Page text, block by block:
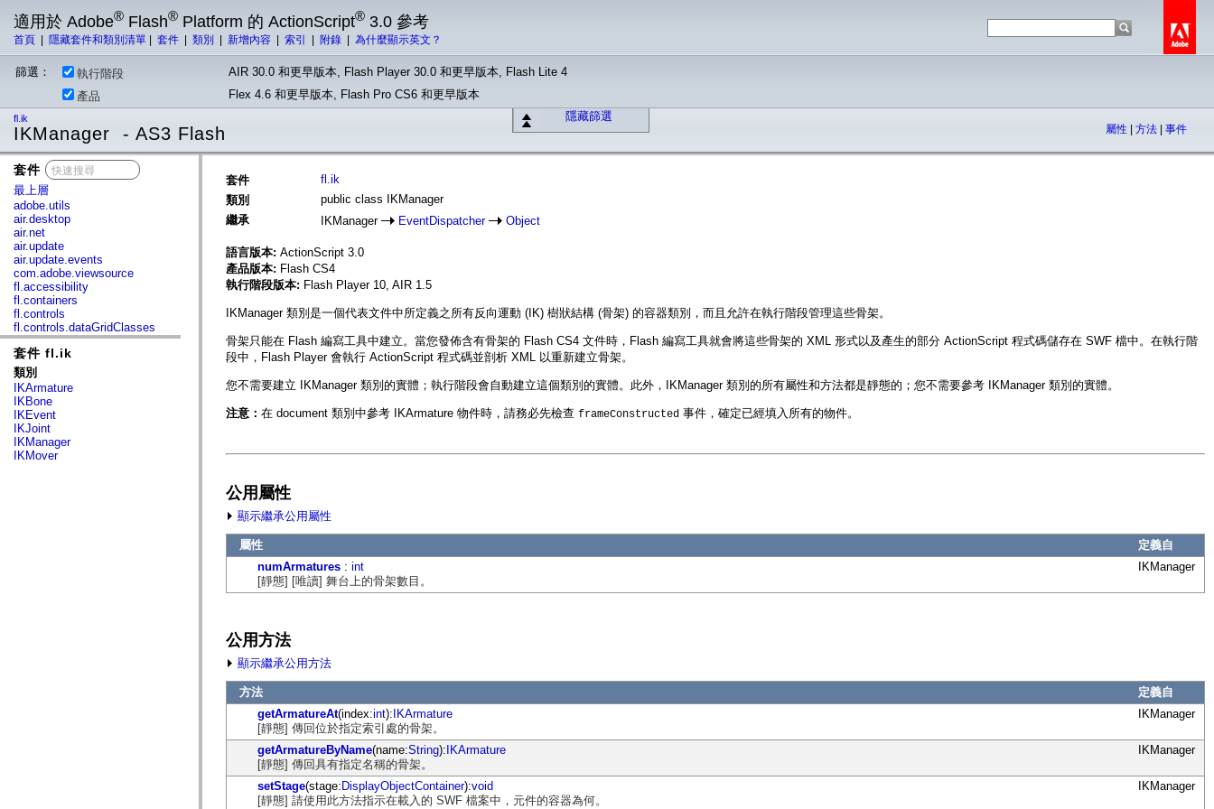
適用於 Adobe® Flash® Platform 的 ActionScript® 3.0 參考
首頁 隱藏套件和類別清單 套件 類別 新增內容 索引 附錄 為什麼顯示英文？
篩選： 執行階段
AIR 30.0 和更早版本, Flash Player 30.0 和更早版本, Flash Lite 4
產品
Flex 4.6 和更早版本, Flash Pro CS6 和更早版本
隱藏篩選
fl.ik
IKManager - AS3 Flash 屬性 方法 事件
套件
最上層
adobe.utils
air.desktop
air.net
air.update
air.update.events
com.adobe.viewsource
fl.accessibility
fl.containers
fl.controls
fl.controls.dataGridClasses
fl.controls.listClasses
fl.controls.progressBarClasses
fl.core
fl.data
fl.display
fl.events
fl.ik
fl.lang
fl.livepreview
fl.managers
套件 fl.ik
類別
IKArmature
IKBone
IKEvent
IKJoint
IKManager
IKMover
套件
fl.ik
類別
public class IKManager
繼承
IKManager EventDispatcher Object
語言版本: ActionScript 3.0
產品版本: Flash CS4
執行階段版本: Flash Player 10, AIR 1.5
IKManager 類別是一個代表文件中所定義之所有反向運動 (IK) 樹狀結構 (骨架) 的容器類別，而且允許在執行階段管理這些骨架。
骨架只能在 Flash 編寫工具中建立。當您發佈含有骨架的 Flash CS4 文件時，Flash 編寫工具就會將這些骨架的 XML 形式以及產生的部分 ActionScript 程式碼儲存在 SWF 檔中。在執行階
段中，Flash Player 會執行 ActionScript 程式碼並剖析 XML 以重新建立骨架。
您不需要建立 IKManager 類別的實體；執行階段會自動建立這個類別的實體。此外，IKManager 類別的所有屬性和方法都是靜態的；您不需要參考 IKManager 類別的實體。
注意： 在 document 類別中參考 IKArmature 物件時，請務必先檢查 frameConstructed 事件，確定已經填入所有的物件。
公用屬性
顯示繼承公用屬性
屬性
定義自
numArmatures : int
[靜態] [唯讀] 舞台上的骨架數目。
IKManager
公用方法
顯示繼承公用方法
方法
定義自
getArmatureAt(index:int):IKArmature
[靜態] 傳回位於指定索引處的骨架。
IKManager
getArmatureByName(name:String):IKArmature
[靜態] 傳回具有指定名稱的骨架。
IKManager
setStage(stage:DisplayObjectContainer):void
[靜態] 請使用此方法指示在載入的 SWF 檔案中，元件的容器為何。
IKManager